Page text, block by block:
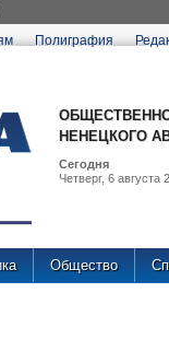
Полиграфия
НЕНЕЦКОГО
Сегодня
Четверг, 6 августа
Общество